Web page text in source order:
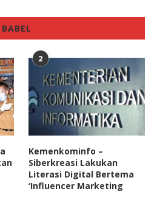
2
Kemenkominfo –
Siberkreasi Lakukan
Literasi Digital Bertema
‘Influencer Marketing